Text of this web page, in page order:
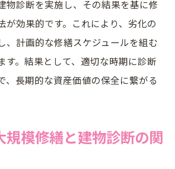
物診断を実施し、その結果を基に修
が効果的です。これにより、劣化の
、計画的な修繕スケジュールを組む
す。結果として、適切な時期に診断
、長期的な資産価値の保全に繋がる
規模修繕と建物診断の関